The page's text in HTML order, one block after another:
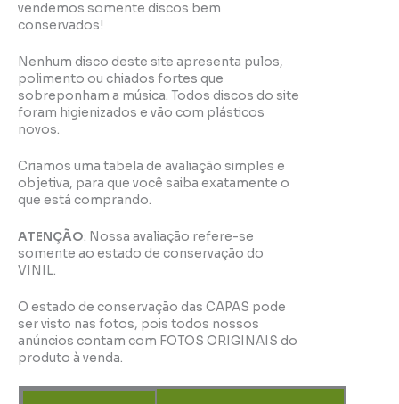
vendemos somente discos bem
conservados!
Nenhum disco deste site apresenta pulos,
polimento ou chiados fortes que
sobreponham a música. Todos discos do site
foram higienizados e vão com plásticos
novos.
Criamos uma tabela de avaliação simples e
objetiva, para que você saiba exatamente o
que está comprando.
ATENÇÃO: Nossa avaliação refere-se
somente ao estado de conservação do
VINIL.
O estado de conservação das CAPAS pode
ser visto nas fotos, pois todos nossos
anúncios contam com FOTOS ORIGINAIS do
produto à venda.